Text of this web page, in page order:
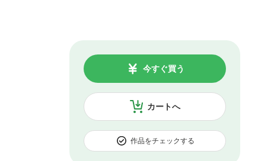
カートへ
今すぐ買う
作品をチェックする